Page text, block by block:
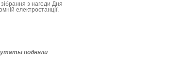
з нагоди Дня
електростанції.
подняли